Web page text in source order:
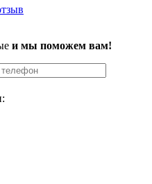
и мы поможем вам!